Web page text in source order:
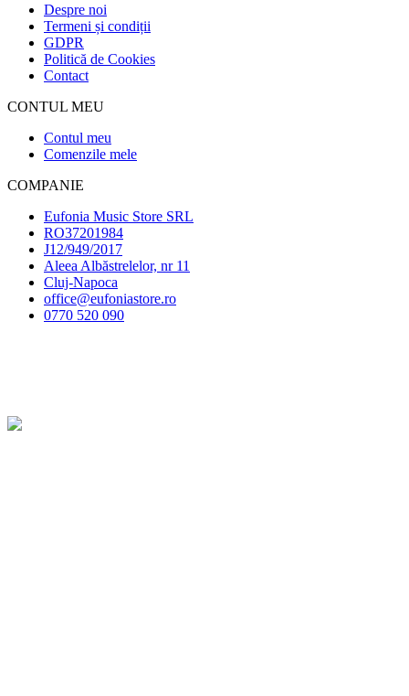
Despre noi
Termeni și condiții
GDPR
Politică de Cookies
Contact
CONTUL MEU
Contul meu
Comenzile mele
COMPANIE
Eufonia Music Store SRL
RO37201984
J12/949/2017
Aleea Albăstrelelor, nr 11
Cluj-Napoca
office@eufoniastore.ro
0770 520 090